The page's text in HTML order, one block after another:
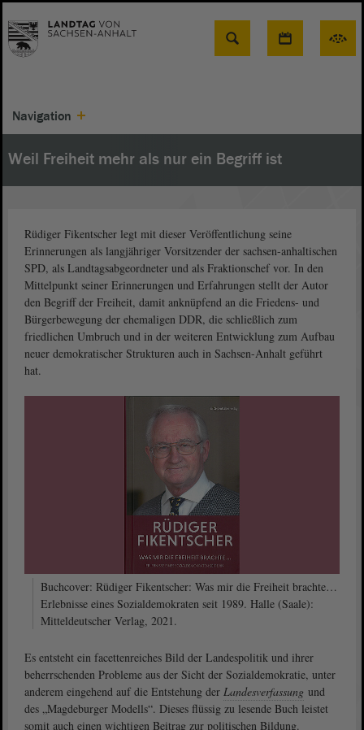
Suche
Navigation
Weil Freiheit mehr als nur ein Begriff ist
Rüdiger Fikentscher legt mit dieser Veröffentlichung seine
Erinnerungen als langjähriger Vorsitzender der sachsen-anhaltischen
SPD, als Landtagsabgeordneter und als Fraktionschef vor. In den
Mittelpunkt seiner Erinnerungen und Erfahrungen stellt der Autor
den Begriff der Freiheit, damit anknüpfend an die Friedens- und
Bürgerbewegung der ehemaligen DDR, die schließlich zum
friedlichen Umbruch und in der weiteren Entwicklung zum Aufbau
neuer demokratischer Strukturen auch in Sachsen-Anhalt geführt
hat.
Buchcover: Rüdiger Fikentscher: Was mir die Freiheit brachte…
Erlebnisse eines Sozialdemokraten seit 1989. Halle (Saale):
Mitteldeutscher Verlag, 2021.
Es entsteht ein facettenreiches Bild der Landespolitik und ihrer
beherrschenden Probleme aus der Sicht der Sozialdemokratie, unter
anderem eingehend auf die Entstehung der Landesverfassung und
des „Magdeburger Modells“. Dieses flüssig zu lesende Buch leistet
somit auch einen wichtigen Beitrag zur politischen Bildung.